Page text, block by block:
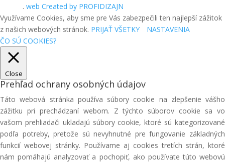
. web Created by PROFIDIZAJN
Využívame Cookies, aby sme pre Vás zabezpečili ten najlepší zážitok
z našich webových stránok. PRIJAŤ VŠETKY
NASTAVENIA
ČO SÚ COOKIES?
Close
Prehľad ochrany osobných údajov
Táto webová stránka používa súbory cookie na zlepšenie vášho
zážitku pri prechádzaní webom. Z týchto súborov cookie sa vo
vašom prehliadači ukladajú súbory cookie, ktoré sú kategorizované
podľa potreby, pretože sú nevyhnutné pre fungovanie základných
funkcií webovej stránky. Používame aj cookies tretích strán, ktoré
nám pomáhajú analyzovať a pochopiť, ako používate túto webovú